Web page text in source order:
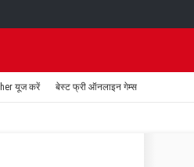
यूज करें बेस्ट फ्री ऑनलाइन गेम्स